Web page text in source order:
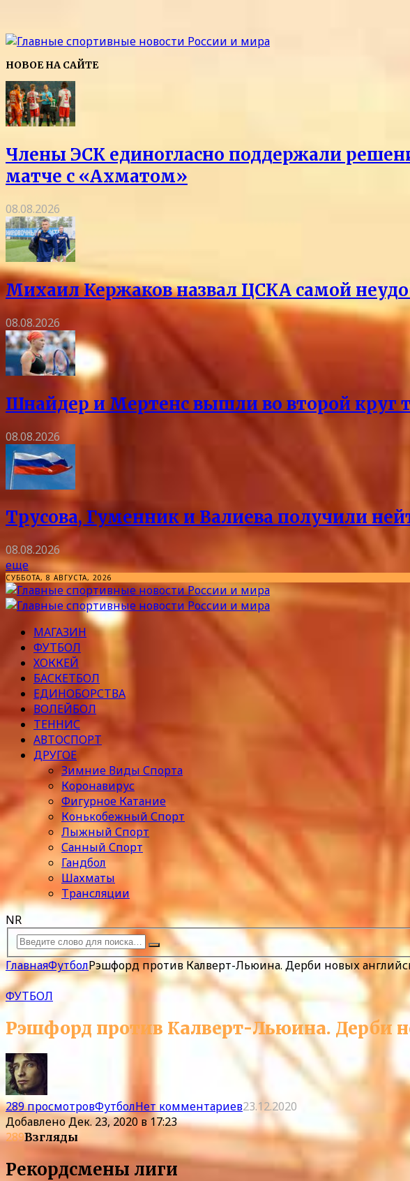
НОВОЕ НА САЙТЕ
Члены ЭСК единогласно поддержали
матче с «Ахматом»
08.08.2026
Михаил Кержаков назвал ЦСКА самой
08.08.2026
Шнайдер и Мертенс вышли во второй круг
08.08.2026
Трусова, Гуменник и Валиева получили
08.08.2026
еще
СУББОТА, 8 АВГУСТА, 2026
МАГАЗИН
ФУТБОЛ
ХОККЕЙ
БАСКЕТБОЛ
ЕДИНОБОРСТВА
ВОЛЕЙБОЛ
ТЕННИС
АВТОСПОРТ
ДРУГОЕ
Зимние Виды Спорта
Коронавирус
Фигурное Катание
Конькобежный Спорт
Лыжный Спорт
Санный Спорт
Гандбол
Шахматы
Трансляции
NR
ГлавнаяФутболРэшфорд против Калверт-Льюина. Дерби новых
ФУТБОЛ
Рэшфорд против Калверт-Льюина. Дерби
289 просмотровФутболНет комментариев23.12.2020
ДобавленоДек. 23, 2020 в 17:23
289Взгляды
Рекордсмены лиги